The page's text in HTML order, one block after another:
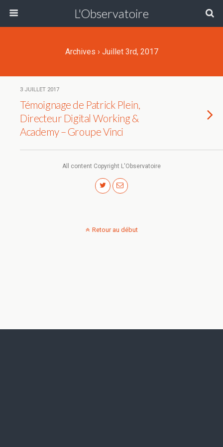
L'Observatoire
Archives › Juillet 3rd, 2017
3 JUILLET 2017
Témoignage de Patrick Plein,
Directeur Digital Working &
Academy – Groupe Vinci
All content Copyright L'Observatoire
Retour au début